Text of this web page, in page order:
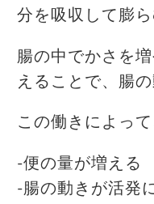
分を吸収して膨
腸の中でかさを
えることで、腸
この働きによって
-便の量が増える
-腸の動きが活発